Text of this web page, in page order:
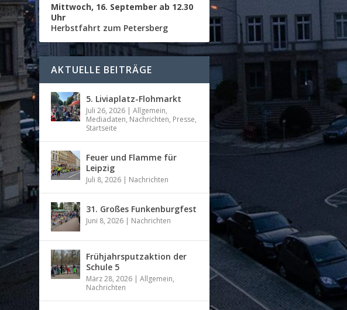
Mittwoch, 16. September ab 12.30
Uhr
Herbstfahrt zum Petersberg
AKTUELLE BEITRÄGE
5. Liviaplatz-Flohmarkt
Juli 26, 2026 |Allgemein,
Mediadaten, Nachrichten, Presse,
Startseite
Feuer und Flamme für
Leipzig
Juli 8, 2026 | Nachrichten
31. Großes Funkenburgfest
Juni 8, 2026 | Nachrichten
Frühjahrsputzaktion der
Schule 5
März 28, 2026 |Allgemein,
Nachrichten